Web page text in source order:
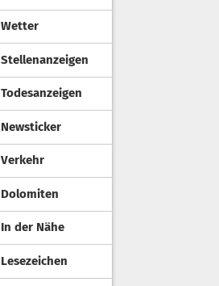
Wetter
Stellenanzeigen
Todesanzeigen
Newsticker
Verkehr
Dolomiten
In der Nähe
Lesezeichen